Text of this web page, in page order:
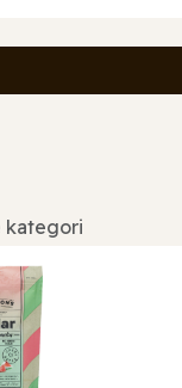
kategori